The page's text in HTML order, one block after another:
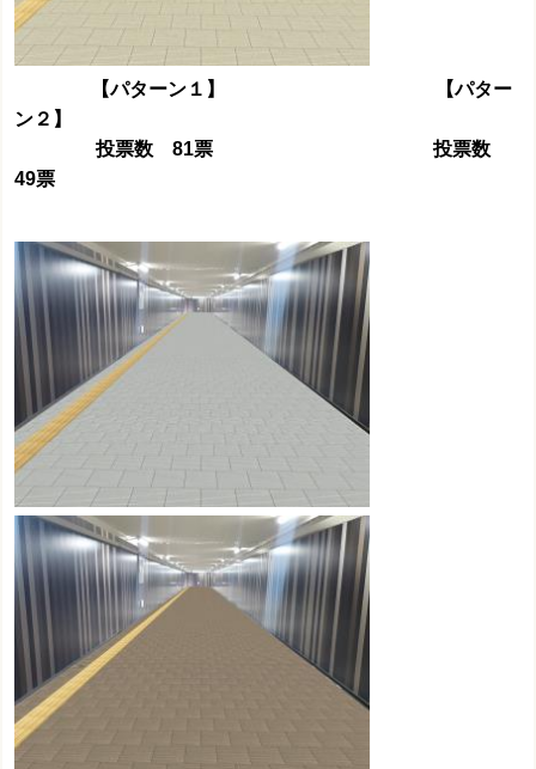
【パターン１】 【パター
ン２】
投票数 81票 投票数
49票